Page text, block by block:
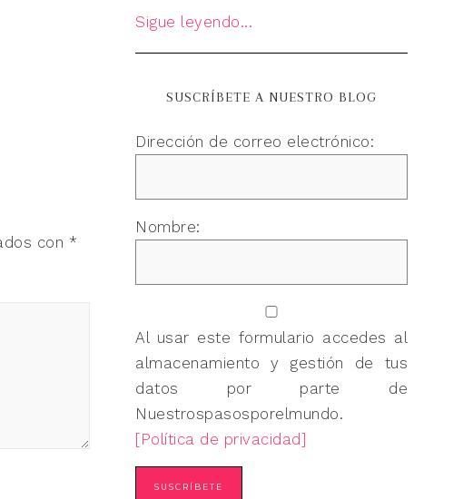
con *
Sigue leyendo...
SUSCRÍBETE A NUESTRO BLOG
Dirección de correo electrónico:
Nombre:
Al usar este formulario accedes al
almacenamiento y gestión de tus
datos por parte de
Nuestrospasosporelmundo.
[Política de privacidad]